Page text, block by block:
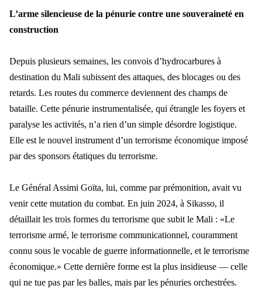
L’arme silencieuse de la pénurie contre une souveraineté en
construction
Depuis plusieurs semaines, les convois d’hydrocarbures à
destination du Mali subissent des attaques, des blocages ou des
retards. Les routes du commerce deviennent des champs de
bataille. Cette pénurie instrumentalisée, qui étrangle les foyers et
paralyse les activités, n’a rien d’un simple désordre logistique.
Elle est le nouvel instrument d’un terrorisme économique imposé
par des sponsors étatiques du terrorisme.
Le Général Assimi Goïta, lui, comme par prémonition, avait vu
venir cette mutation du combat. En juin 2024, à Sikasso, il
détaillait les trois formes du terrorisme que subit le Mali : «Le
terrorisme armé, le terrorisme communicationnel, couramment
connu sous le vocable de guerre informationnelle, et le terrorisme
économique.» Cette dernière forme est la plus insidieuse — celle
qui ne tue pas par les balles, mais parles pénuries orchestrées.